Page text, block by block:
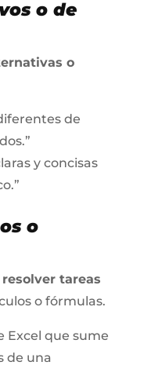
o de
o
de
y concisas
o
tareas
o fórmulas.
Excel que sume
de una